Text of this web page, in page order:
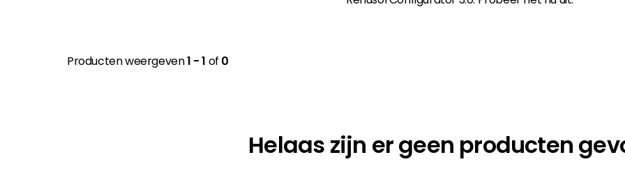
Producten weergeven1 - 1 of 0
Helaas zijn er geen producten